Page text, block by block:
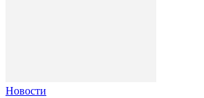
Новости